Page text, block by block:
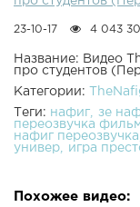
23-10-17 4 043
Название: Видео
про студентов
Категории:
Теги: нафиг зе
переозвучка
нафиг переозвучка
универ
игра
Похожее видео: